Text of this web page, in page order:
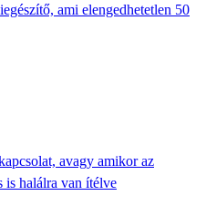
ami elengedhetetlen 50
avagy amikor az
is halálra van ítélve